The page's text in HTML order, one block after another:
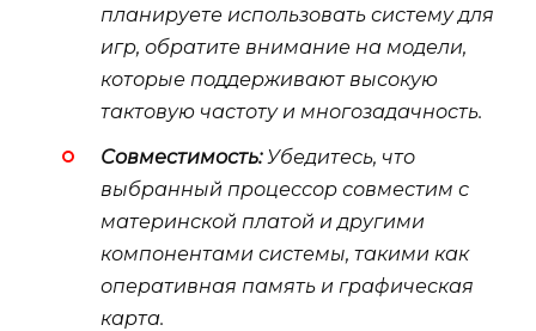
планируете использовать систему для
игр, обратите внимание на модели,
которые поддерживают высокую
тактовую частоту и многозадачность.
Совместимость:Убедитесь, что
выбранный процессор совместим с
материнской платой и другими
компонентами системы, такими как
оперативная память и графическая
карта.